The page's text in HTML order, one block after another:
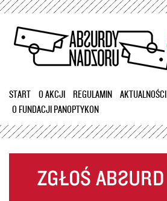
Przejdź
treści
START O AKCJI REGULAMIN
AKTUALNOŚCI
O FUNDACJI PANOPTYKON